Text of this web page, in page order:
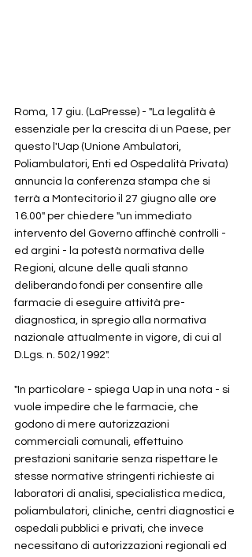
Roma, 17 giu. (LaPresse) - "La legalità è
essenziale per la crescita di un Paese, per
questo l'Uap (Unione Ambulatori,
Poliambulatori, Enti ed Ospedalità Privata)
annuncia la conferenza stampa che si
terrà a Montecitorio il 27 giugno alle ore
16.00" per chiedere "un immediato
intervento del Governo affinchè controlli -
ed argini - la potestà normativa delle
Regioni, alcune delle quali stanno
deliberando fondi per consentire alle
farmacie di eseguire attività pre-
diagnostica, in spregio alla normativa
nazionale attualmente in vigore, di cui al
D.Lgs. n. 502/1992".
"In particolare - spiega Uap in una nota - si
vuole impedire che le farmacie, che
godono di mere autorizzazioni
commerciali comunali, effettuino
prestazioni sanitarie senza rispettare le
stesse normative stringenti richieste ai
laboratori di analisi, specialistica medica,
poliambulatori, cliniche, centri diagnostici e
ospedali pubblici e privati, che invece
necessitano di autorizzazioni regionali ed